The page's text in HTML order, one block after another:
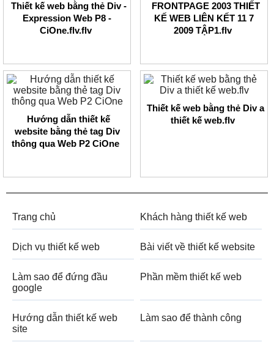
Thiết kế web bằng thẻ Div -
Expression Web P8 -
CiOne.flv.flv
FRONTPAGE 2003 THIẾT
KẾ WEB LIÊN KẾT 11 7
2009 TẬP1.flv
Hướng dẫn thiết kế
website bằng thẻ tag Div
thông qua Web P2 CiOne
Thiết kế web bằng thẻ Div a
thiết kế web.flv
Trang chủ Khách hàng thiết kế web
Dịch vụ thiết kế web Bài viết về thiết kế website
Làm sao để đứng đầu
google
Phần mềm thiết kế web
Hướng dẫn thiết kế web
site
Làm sao để thành công